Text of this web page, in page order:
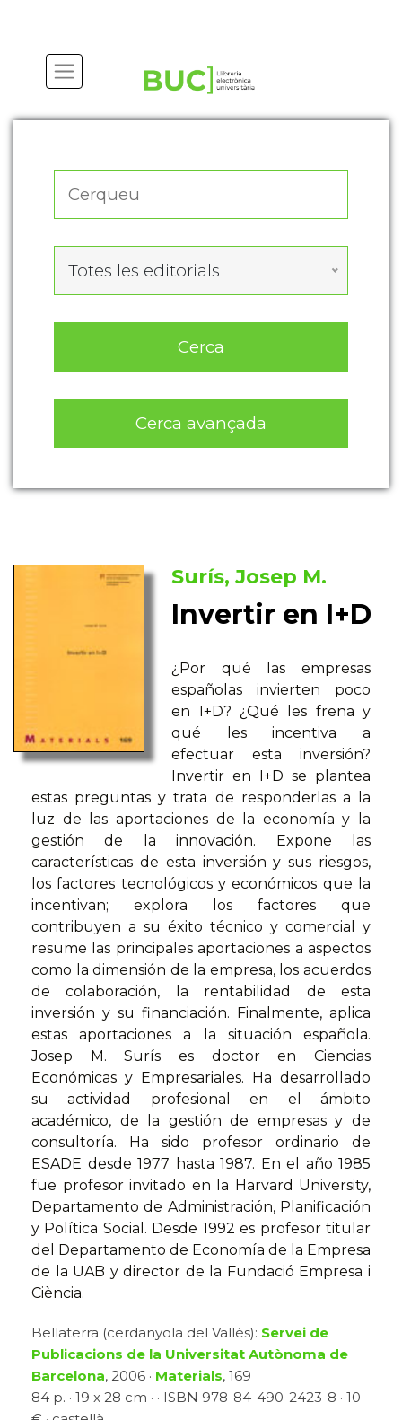
Totes les editorials
Cerca
Cerca avançada
Surís, Josep M.
Invertir en I+D
¿Por qué las empresas
españolas invierten poco
en I+D? ¿Qué les frena y
qué les incentiva a
efectuar esta inversión?
Invertir en I+D se plantea
estas preguntas y trata de responderlas a la
luz de las aportaciones de la economía y la
gestión de la innovación. Expone las
características de esta inversión y sus riesgos,
los factores tecnológicos y económicos que la
incentivan; explora los factores que
contribuyen a su éxito técnico y comercial y
resume las principales aportaciones a aspectos
como la dimensión de la empresa, los acuerdos
de colaboración, la rentabilidad de esta
inversión y su financiación. Finalmente, aplica
estas aportaciones a la situación española.
Josep M. Surís es doctor en Ciencias
Económicas y Empresariales. Ha desarrollado
su actividad profesional en el ámbito
académico, de la gestión de empresas y de
consultoría. Ha sido profesor ordinario de
ESADE desde 1977 hasta 1987. En el año 1985
fue profesor invitado en la Harvard University,
Departamento de Administración, Planificación
y Política Social. Desde 1992 es profesor titular
del Departamento de Economía de la Empresa
de la UAB y director de la Fundació Empresa i
Ciència.
Bellaterra (cerdanyola del Vallès): Servei de
Publicacions de la Universitat Autònoma de
Barcelona, 2006 · Materials, 169
84 p. · 19 x 28 cm · · ISBN 978-84-490-2423-8 · 10